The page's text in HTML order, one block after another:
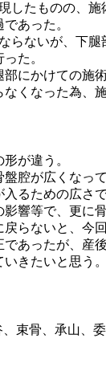
したものの、施
あった。
らないが、下腿
た。
にかけての施
くなった為、
が違う。
腔が広くなって
るための広さで
響等で、更に
らないと、今
あったが、産
きたいと思う。
束骨、承山、